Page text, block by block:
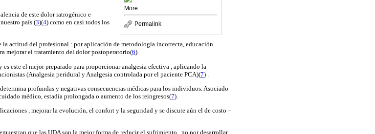
More
Permalink
de este dolor iatrogénico e
país (3)(4) como en casi todos los
la actitud del profesional : por aplicación de metodología incorrecta, educación
mejorar el tratamiento del dolor postoperatorio(6).
este el mejor preparado para proporcionar analgesia efectiva , aplicando la
(Analgesia peridural y Analgesia controlada por el paciente PCA)(7) .
profundas y negativas consecuencias médicas para los individuos. Asociado
médico, estadía prolongada o aumento de los reingresos(7).
, mejorar la evolución, el confort y la seguridad y se discute aún el de costo –
que las UDA son la mejor forma de reducir el sufrimiento , no por desarrollar